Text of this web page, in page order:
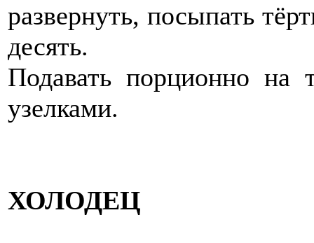
развернуть, посыпать
десять.
Подавать порционно на
узелками.
ХОЛОДЕЦ